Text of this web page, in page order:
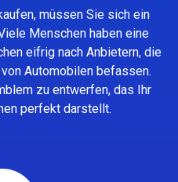
müssen Sie sich ein
Menschen haben eine
eifrig nach Anbietern, die
Automobilen befassen.
zu entwerfen, das Ihr
perfekt darstellt.